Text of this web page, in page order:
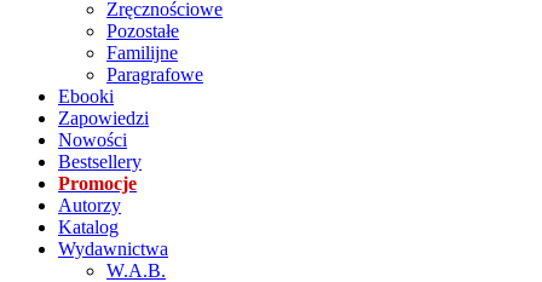
Zręcznościowe
Pozostałe
Familijne
Paragrafowe
Ebooki
Zapowiedzi
Nowości
Bestsellery
Promocje
Autorzy
Katalog
Wydawnictwa
W.A.B.